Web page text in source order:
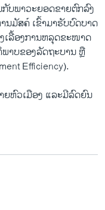
ບພາວະຍອດຂາຍຕົກລົງ
ນມັສຄ໌ ເຂົ້າມາຮັບບົດບາດ
ເລື້ອງການຫລຸດຂະໜາດ
າບຂອງລັດຖະບານ ຫຼື
Efficiency).
ຍຫົວເມືອງ ແລະມີລົດຍົນ